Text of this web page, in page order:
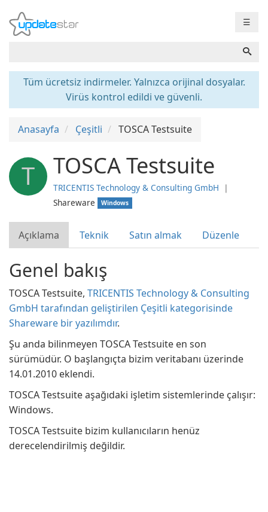
☰
Tüm ücretsiz indirmeler. Yalnızca orijinal dosyalar.
Virüs kontrol edildi ve güvenli.
Anasayfa Çeşitli TOSCA Testsuite
T TOSCA Testsuite
TRICENTIS Technology & Consulting GmbH
❘
Shareware
Windows
Açıklama Teknik Satın almak Düzenle
Genel bakış
TOSCA Testsuite, TRICENTIS Technology & Consulting
GmbH tarafından geliştirilen Çeşitli kategorisinde
Shareware bir yazılımdır.
Şu anda bilinmeyen TOSCA Testsuite en son
sürümüdür. O başlangıçta bizim veritabanı üzerinde
14.01.2010 eklendi.
TOSCA Testsuite aşağıdaki işletim sistemlerinde çalışır:
Windows.
TOSCA Testsuite bizim kullanıcıların henüz
derecelendirilmiş değildir.